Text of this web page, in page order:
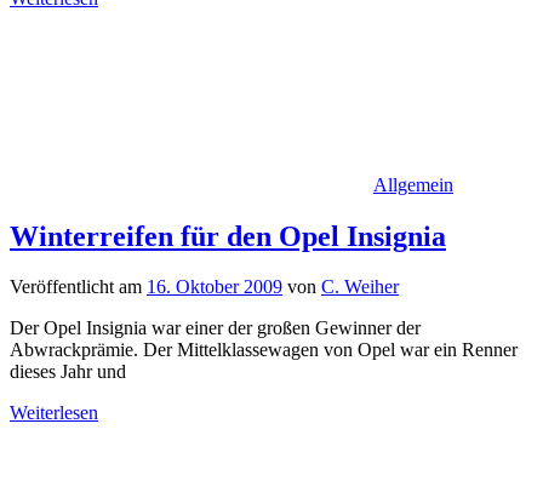
Allgemein
Winterreifen für den Opel Insignia
Veröffentlicht am 16. Oktober 2009 von C. Weiher
Der Opel Insignia war einer der großen Gewinner der
Abwrackprämie. Der Mittelklassewagen von Opel war ein Renner
dieses Jahr und
Weiterlesen